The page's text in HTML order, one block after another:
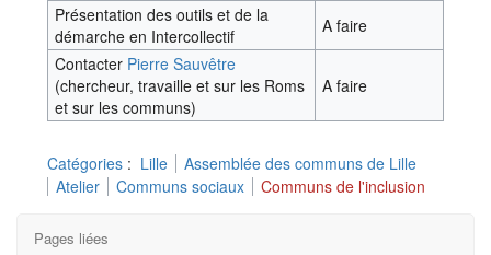
Présentation des outils et de la
démarche en Intercollectif
A faire
Contacter Pierre Sauvêtre
(chercheur, travaille et sur les Roms
et sur les communs)
A faire
Catégories : Lille
Assemblée des communs de Lille
Atelier
Communs sociaux Communs de l'inclusion
Pages liées